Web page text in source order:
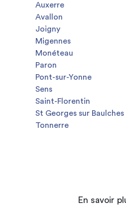
Auxerre
Avallon
Joigny
Migennes
Monéteau
Paron
Pont-sur-Yonne
Sens
Saint-Florentin
St Georges sur Baulches
Tonnerre
En savoir